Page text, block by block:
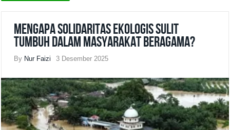
Mengapa Solidaritas Ekologis Sulit
Tumbuh dalam Masyarakat Beragama?
By Nur Faizi 3 Desember 2025